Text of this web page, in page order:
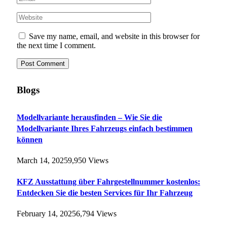
Save my name, email, and website in this browser for
the next time I comment.
Blogs
Modellvariante herausfinden – Wie Sie die
Modellvariante Ihres Fahrzeugs einfach bestimmen
können
March 14, 20259,950 Views
KFZ Ausstattung über Fahrgestellnummer kostenlos:
Entdecken Sie die besten Services für Ihr Fahrzeug
February 14, 20256,794 Views